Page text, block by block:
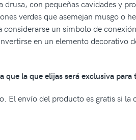
con pequeñas cavidades y
verdes que asemejan musgo o
un símbolo de
en un elemento decorativo
que la que elijas será exclusiva para
El envío del producto es gratis si